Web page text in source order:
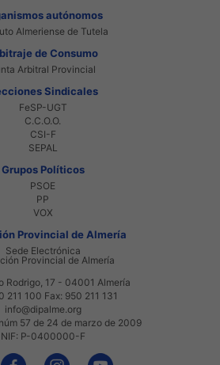
autónomos
Almeriense de Tutela
de Consumo
Arbitral Provincial
Sindicales
FeSP-UGT
C.C.O.O.
CSI-F
SEPAL
Grupos Políticos
PSOE
PP
VOX
Provincial de Almería
Sede Electrónica
Provincial de Almería
Rodrigo, 17 - 04001 Almería
211 100 Fax: 950 211 131
info@dipalme.org
núm 57 de 24 de marzo de 2009
NIF: P-0400000-F